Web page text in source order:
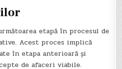
etapă în procesul de
Acest proces implică
în etapa anterioară și
de afaceri viabile.